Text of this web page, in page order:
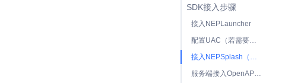
SDK接入步骤
接入NEPLauncher
配置UAC（若需要开启驱动防护功能，则需要进行配置）
接入NEPSplash（可选）
服务端接入OpenAPI（可选）